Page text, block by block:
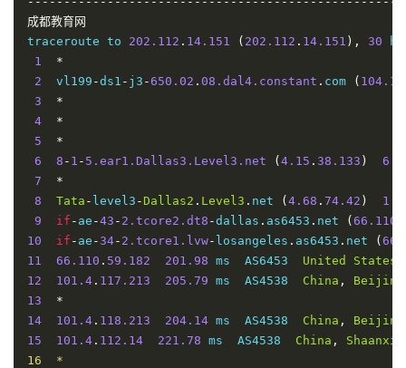
10
  ae
-2.r26.tkokhk01.hk
11
  ae
-0.a02.tkokhk01.hk . bb. gin.ntt . net ( 129.250.
12
*
13
*
14
223.120
15
221.183
16
*
17
*
18
*
19
*
20
*
21
*
22
*
23
*
24
*
25
*
26
183.221 . 253.100 229.35 ms  AS9808 China ,
成都教育网
traceroute to 202.112 . 14.151 ( 202.112 . 14.151 ), 30
1
*
2
  vl199
-ds1 - j3 -650.02 . 08.dal4.constant . com (
3
*
4
*
5
*
6
8 - 1 - 5.ear1.Dallas3.Level3.net ( 4.15 . 38.133 )
7
*
8
Tata - level3 -Dallas2 . Level3 . net ( 4.68 . 74.42 )
9
if - ae -43 - 2.tcore2.dt8 -dallas . as6453 . net ( 66.110
10
if - ae -34- 2.tcore1.lvw- losangeles . as6453 . net (
11
66.110 . 59.182 201.98 ms  AS6453 United States
12
101.4 . 117.213 205.79 ms  AS4538 China , Beijing
13
*
14
101.4 . 118.213 204.14 ms  AS4538 China , Beijing
15
101.4 . 112.14 221.78 ms  AS4538 China , Shaanxi
16  *